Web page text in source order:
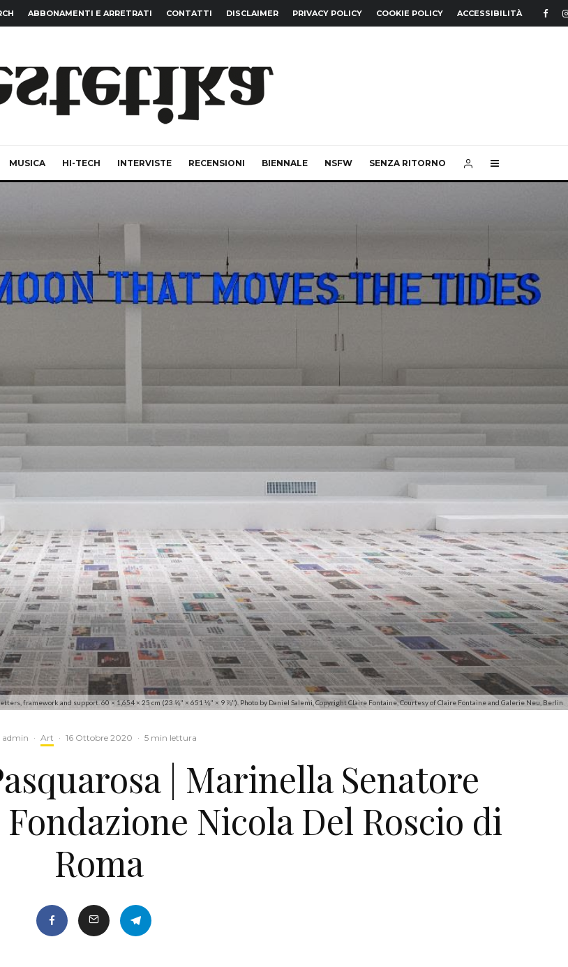
ABBONAMENTI E ARRETRATI CONTATTI DISCLAIMER PRIVACY POLICY COOKIE POLICY ACCESSIBILITÀ
MUSICA HI-TECH INTERVISTE RECENSIONI BIENNALE NSFW SENZA RITORNO
framework and support. 60 × 1,654 × 25 cm (23 ⅝" × 651 ⅛" × 9 ⅞"). Photo by Daniel Salemi, Copyright Claire Fontaine, Courtesy of Claire Fontaine and Galerie Neu, Berlin
admin · Art · 16 Ottobre 2020 · 5 min lettura
| Marinella Senatore
Nicola Del Roscio di
Roma